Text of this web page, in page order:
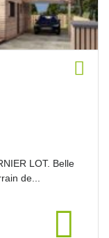
LOT. Belle
de...